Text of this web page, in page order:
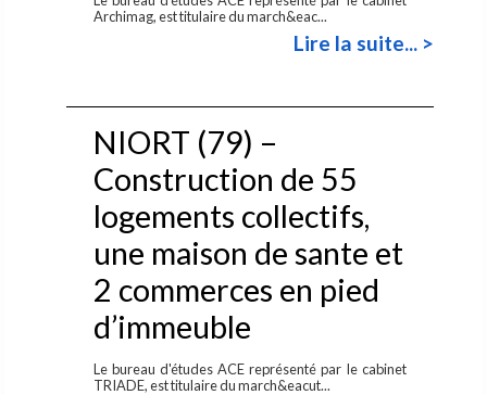
Archimag, est titulaire du march&eac...
Lire la suite... >
NIORT (79) –
Construction de 55
logements collectifs,
une maison de sante et
2 commerces en pied
d’immeuble
Le bureau d'études ACE représenté par le cabinet
TRIADE, est titulaire du march&eacut...